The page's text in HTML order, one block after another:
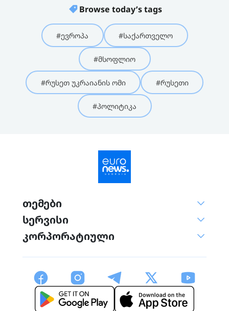
Browse today’s tags
#ევროპა #საქართველო
#მსოფლიო
#რუსეთ უკრაიანის ომი #რუსეთი
#პოლიტიკა
თემები
სერვისი
კორპორატიული